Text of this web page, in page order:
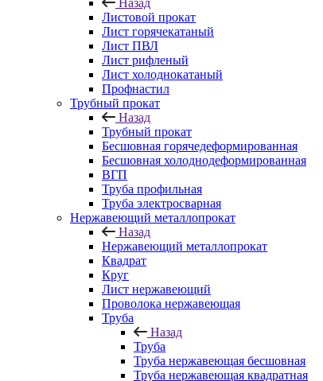
Назад
Листовой прокат
Лист горячекатаный
Лист ПВЛ
Лист рифленый
Лист холоднокатаный
Профнастил
Трубный прокат
Назад
Трубный прокат
Бесшовная горячедеформированная
Бесшовная холоднодеформированная
ВГП
Труба профильная
Труба электросварная
Нержавеющий металлопрокат
Назад
Нержавеющий металлопрокат
Квадрат
Круг
Лист нержавеющий
Проволока нержавеющая
Труба
Назад
Труба
Труба нержавеющая бесшовная
Труба нержавеющая квадратная